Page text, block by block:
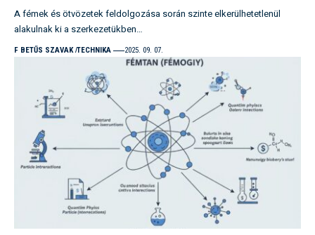
A fémek és ötvözetek feldolgozása során szinte elkerülhetetlenül
alakulnak ki a szerkezetükben…
F BETŰS SZAVAK TECHNIKA 2025. 09. 07.